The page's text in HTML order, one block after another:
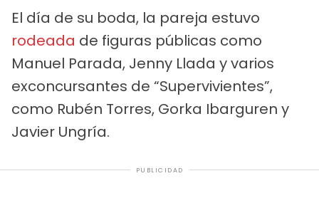
El día de su boda, la pareja estuvo
rodeada de figuras públicas como
Manuel Parada, Jenny Llada y varios
exconcursantes de “Supervivientes”,
como Rubén Torres, Gorka Ibarguren y
Javier Ungría.
PUBLICIDAD